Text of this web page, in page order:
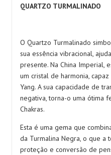
QUARTZO TURMALINADO
O Quartzo Turmalinado
sua essência vibracional,
presente. Na China Imperial,
um cristal de harmonia,
Yang. A sua capacidade de
negativa, torna-o uma ótima
Chakras.
Esta é uma gema que
da Turmalina Negra, o que a
proteção e conversão de